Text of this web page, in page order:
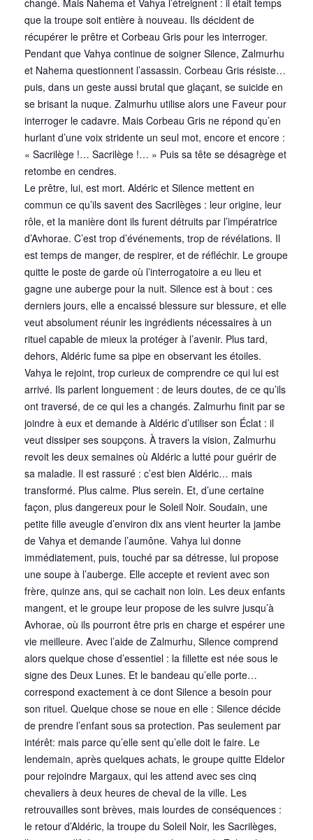
que la troupe soit entière à nouveau. Ils décident de
récupérer le prêtre et Corbeau Gris pour les interroger.
Pendant que Vahya continue de soigner Silence, Zalmurhu
et Nahema questionnent l’assassin. Corbeau Gris résiste…
puis, dans un geste aussi brutal que glaçant, se suicide en
se brisant la nuque. Zalmurhu utilise alors une Faveur pour
interroger le cadavre. Mais Corbeau Gris ne répond qu’en
hurlant d’une voix stridente un seul mot, encore et encore :
« Sacrilège !… Sacrilège !… » Puis sa tête se désagrège et
retombe en cendres.
Le prêtre, lui, est mort. Aldéric et Silence mettent en
commun ce qu’ils savent des Sacrilèges : leur origine, leur
rôle, et la manière dont ils furent détruits par l’impératrice
d’Avhorae. C’est trop d’événements, trop de révélations. Il
est temps de manger, de respirer, et de réfléchir. Le groupe
quitte le poste de garde où l’interrogatoire a eu lieu et
gagne une auberge pour la nuit. Silence est à bout : ces
derniers jours, elle a encaissé blessure sur blessure, et elle
veut absolument réunir les ingrédients nécessaires à un
rituel capable de mieux la protéger à l’avenir. Plus tard,
dehors, Aldéric fume sa pipe en observant les étoiles.
Vahya le rejoint, trop curieux de comprendre ce qui lui est
arrivé. Ils parlent longuement : de leurs doutes, de ce qu’ils
ont traversé, de ce qui les a changés. Zalmurhu finit par se
joindre à eux et demande à Aldéric d’utiliser son Éclat : il
veut dissiper ses soupçons. À travers la vision, Zalmurhu
revoit les deux semaines où Aldéric a lutté pour guérir de
sa maladie. Il est rassuré : c’est bien Aldéric… mais
transformé. Plus calme. Plus serein. Et, d’une certaine
façon, plus dangereux pour le Soleil Noir. Soudain, une
petite fille aveugle d’environ dix ans vient heurter la jambe
de Vahya et demande l’aumône. Vahya lui donne
immédiatement, puis, touché par sa détresse, lui propose
une soupe à l’auberge. Elle accepte et revient avec son
frère, quinze ans, qui se cachait non loin. Les deux enfants
mangent, et le groupe leur propose de les suivre jusqu’à
Avhorae, où ils pourront être pris en charge et espérer une
vie meilleure. Avec l’aide de Zalmurhu, Silence comprend
alors quelque chose d’essentiel : la fillette est née sous le
signe des Deux Lunes. Et le bandeau qu’elle porte…
correspond exactement à ce dont Silence a besoin pour
son rituel. Quelque chose se noue en elle : Silence décide
de prendre l’enfant sous sa protection. Pas seulement par
intérêt: mais parce qu’elle sent qu’elle doit le faire. Le
lendemain, après quelques achats, le groupe quitte Eldelor
pour rejoindre Margaux, qui les attend avec ses cinq
chevaliers à deux heures de cheval de la ville. Les
retrouvailles sont brèves, mais lourdes de conséquences :
le retour d’Aldéric, la troupe du Soleil Noir, les Sacrilèges,